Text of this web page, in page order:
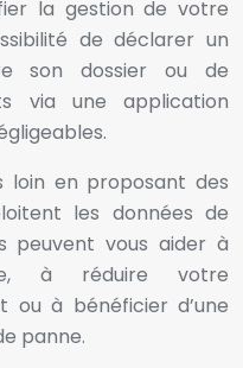
la gestion de votre
de déclarer un
son dossier ou de
via une application
loin en proposant des
les données de
peuvent vous aider à
à réduire votre
ou à bénéficier d’une
panne.